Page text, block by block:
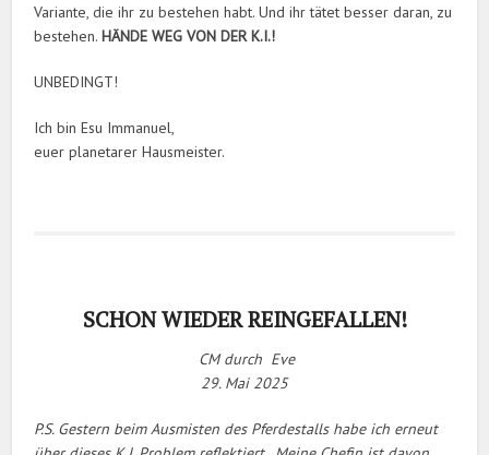
Variante, die ihr zu bestehen habt. Und ihr tätet besser daran, zu
bestehen.HÄNDE WEG VON DER K.I.!
UNBEDINGT!
Ich bin Esu Immanuel,
euer planetarer Hausmeister.
SCHON WIEDER REINGEFALLEN!
CM durch Eve
29. Mai 2025
P.S. Gestern beim Ausmisten des Pferdestalls habe ich erneut